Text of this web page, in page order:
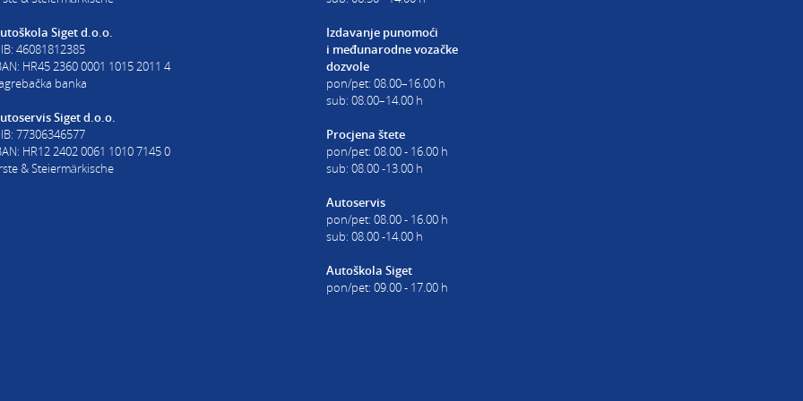
Siget d.o.o.
46081812385
HR45 2360 0001 1015 2011 4
banka
Siget d.o.o.
77306346577
HR12 2402 0061 1010 7145 0
& Steiermärkische
Izdavanje punomoći
i međunarodne vozačke
dozvole
pon/pet: 08.00–16.00 h
sub: 08.00–14.00 h
Procjena štete
pon/pet: 08.00 - 16.00 h
sub: 08.00 -13.00 h
Autoservis
pon/pet: 08.00 - 16.00 h
sub: 08.00 -14.00 h
Autoškola Siget
pon/pet: 09.00 - 17.00 h